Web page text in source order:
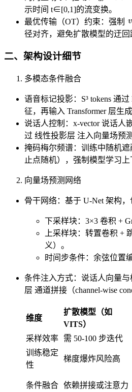
示时间 t∈[0,1]的流变换。
​​最优传输（OT）约束​​：强制 v
径对齐，避免扩散模型的迂回
​二、架构设计细节​​
​​多模态条件融合​​
语音标记投影​​：S³ tokens 通
征，再输入 Transformer 层生
说话人控制​​：x-vector 说话人
过 ​​线性投影层​​ 注入向量场预
掩码梅尔频谱​​：训练中随机
止点随机），强制模型学习上
​​向量场预测网络​​
骨干网络​​：基于 ​​U-Net 架构​​，
下采样块​​：3×3 卷积 +
上采样块​​：转置卷积 +
义）。
时间步条件​​：余弦位置
条件注入方式​​：说话人向量
层 ​​通道拼接​​（channel-wise
维度​​
​​扩散模型（如
VITS）
​​采样效率​​ 需 50-100 步迭代
​​训练稳定
性​​
梯度爆炸风险高
​​条件融合​​ 依赖拼接或注意力